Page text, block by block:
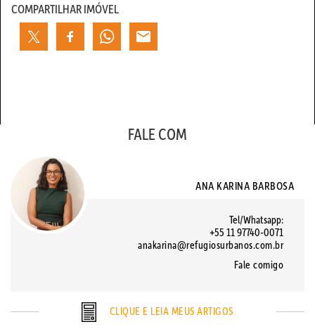
COMPARTILHAR IMÓVEL
FALE COM
ANA KARINA BARBOSA
Tel/Whatsapp:
+55 11 97740-0071
anakarina@refugiosurbanos.com.br
Fale comigo
CLIQUE E LEIA MEUS ARTIGOS